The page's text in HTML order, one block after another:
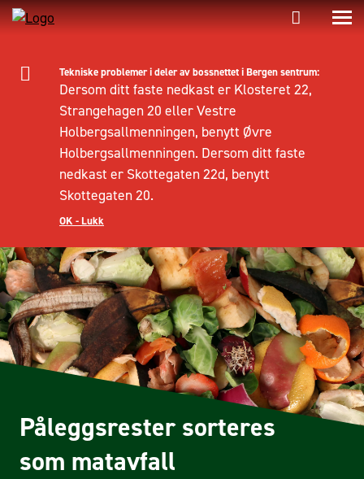
Tekniske problemer i deler av bossnettet i Bergen sentrum:
Dersom ditt faste nedkast er Klosteret 22,
Strangehagen 20 eller Vestre
Holbergsallmenningen, benytt Øvre
Holbergsallmenningen. Dersom ditt faste
nedkast er Skottegaten 22d, benytt
Skottegaten 20.
OK - Lukk
Påleggsrester sorteres
som matavfall